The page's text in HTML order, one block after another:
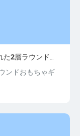
2層ラウンドお
ンドおもちゃギ